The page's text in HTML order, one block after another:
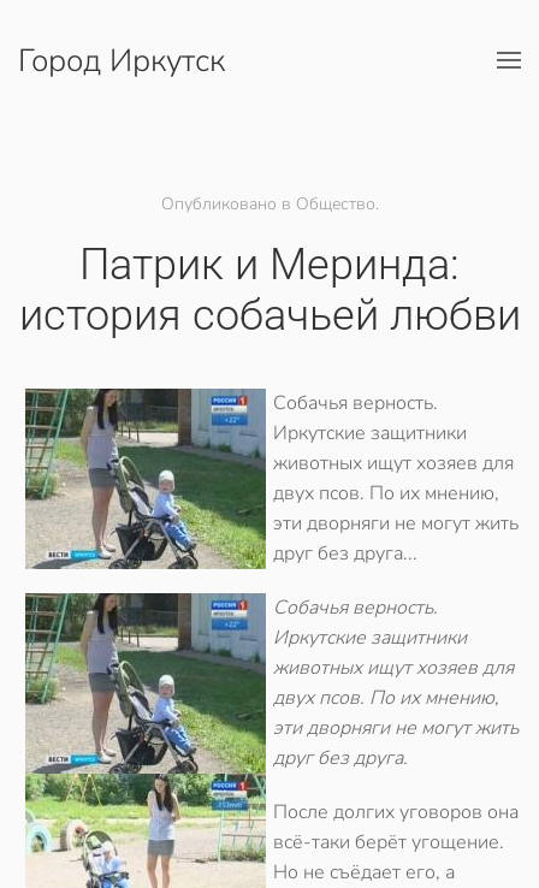
Перейти к содержимому
Город Иркутск
Опубликовано в Общество.
Патрик и Меринда:
история собачьей любви
Собачья верность.
Иркутские защитники
животных ищут хозяев для
двух псов. По их мнению,
эти дворняги не могут жить
друг без друга...
Собачья верность.
Иркутские защитники
животных ищут хозяев для
двух псов. По их мнению,
эти дворняги не могут жить
друг без друга.
После долгих уговоров она
всё-таки берёт угощение.
Но не съёдает его, а